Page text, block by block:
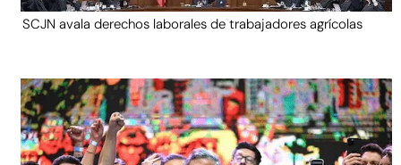
SCJN avala derechos laborales de trabajadores agrícolas